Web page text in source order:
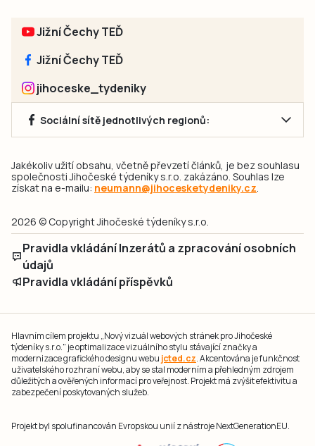
Jižní Čechy TEĎ
Jižní Čechy TEĎ
jihoceske_tydeniky
Sociální sítě jednotlivých regionů:
Jakékoliv užití obsahu, včetně převzetí článků, je bez souhlasu
společnosti Jihočeské týdeníky s.r.o. zakázáno. Souhlas lze
získat na e-mailu: neumann@jihocesketydeniky.cz.
2026 © Copyright Jihočeské týdeníky s.r.o.
Pravidla vkládání Inzerátů a zpracování osobních
údajů
Pravidla vkládání příspěvků
Hlavním cílem projektu „Nový vizuál webových stránek pro Jihočeské
týdeníky s.r.o." je optimalizace vizuálního stylu stávající značky a
modernizace grafického designu webu jcted.cz. Akcentována je funkčnost
uživatelského rozhraní webu, aby se stal moderním a přehledným zdrojem
důležitých a ověřených informací pro veřejnost. Projekt má zvýšit efektivitu a
zabezpečení poskytovaných služeb.
Projekt byl spolufinancován Evropskou unií z nástroje NextGenerationEU.